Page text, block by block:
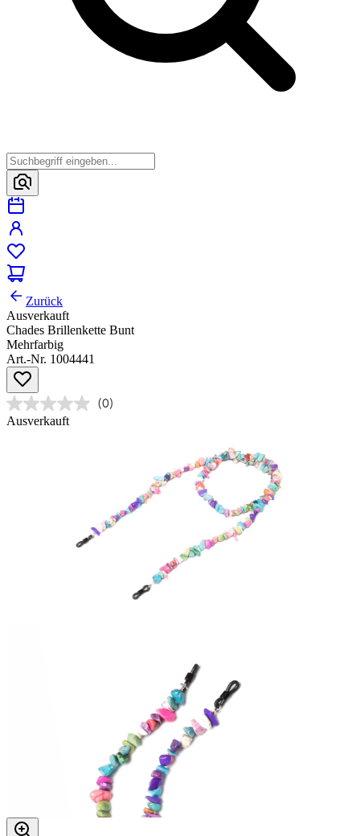
Zurück
Ausverkauft
Chades Brillenkette Bunt
Mehrfarbig
Art.-Nr. 1004441
(0)
Ausverkauft